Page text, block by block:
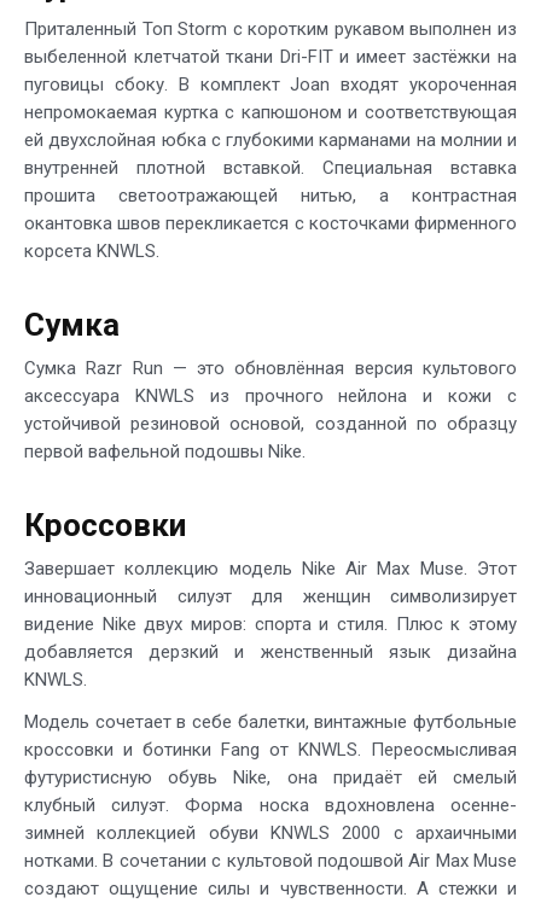
Приталенный Топ Storm с коротким рукавом выполнен из
выбеленной клетчатой ткани Dri-FIT и имеет застёжки на
пуговицы сбоку. В комплект Joan входят укороченная
непромокаемая куртка с капюшоном и соответствующая
ей двухслойная юбка с глубокими карманами на молнии и
внутренней плотной вставкой. Специальная вставка
прошита светоотражающей нитью, а контрастная
окантовка швов перекликается с косточками фирменного
корсета KNWLS.
Сумка
Сумка Razr Run — это обновлённая версия культового
аксессуара KNWLS из прочного нейлона и кожи с
устойчивой резиновой основой, созданной по образцу
первой вафельной подошвы Nike.
Кроссовки
Завершает коллекцию модель Nike Air Max Muse. Этот
инновационный силуэт для женщин символизирует
видение Nike двух миров: спорта и стиля. Плюс к этому
добавляется дерзкий и женственный язык дизайна
KNWLS.
Модель сочетает в себе балетки, винтажные футбольные
кроссовки и ботинки Fang от KNWLS. Переосмысливая
футуристисную обувь Nike, она придаёт ей смелый
клубный силуэт. Форма носка вдохновлена осенне-
зимней коллекцией обуви KNWLS 2000 с архаичными
нотками. В сочетании с культовой подошвой Air Max Muse
создают ощущение силы и чувственности. А стежки и